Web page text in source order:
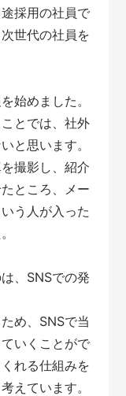
採用の社員で
世代の社員を
始めました。
とでは、社外
と思います。
撮影し、紹介
ところ、メー
う人が入った
、SNSでの発
め、SNSで当
いくことがで
れる仕組みを
えています。